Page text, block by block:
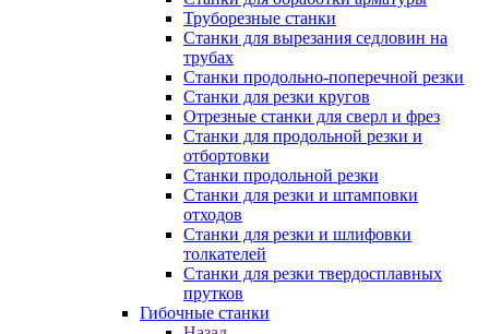
Труборезные станки
Станки для вырезания седловин на
трубаx
Станки продольно-поперечной резки
Станки для резки кругов
Отрезные станки для сверл и фрез
Станки для продольной резки и
отбортовки
Станки продольной резки
Станки для резки и штамповки
отходов
Станки для резки и шлифовки
толкателей
Станки для резки твердосплавных
прутков
Гибочные станки